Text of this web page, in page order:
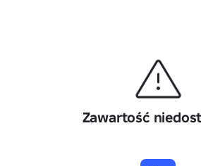
Zawartość